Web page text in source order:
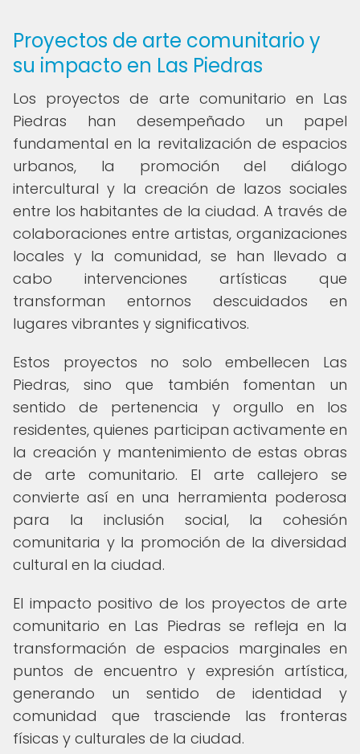
Proyectos de arte comunitario y
su impacto en Las Piedras
Los proyectos de arte comunitario en Las
Piedras han desempeñado un papel
fundamental en la revitalización de espacios
urbanos, la promoción del diálogo
intercultural y la creación de lazos sociales
entre los habitantes de la ciudad. A través de
colaboraciones entre artistas, organizaciones
locales y la comunidad, se han llevado a
cabo intervenciones artísticas que
transforman entornos descuidados en
lugares vibrantes y significativos.
Estos proyectos no solo embellecen Las
Piedras, sino que también fomentan un
sentido de pertenencia y orgullo en los
residentes, quienes participan activamente en
la creación y mantenimiento de estas obras
de arte comunitario. El arte callejero se
convierte así en una herramienta poderosa
para la inclusión social, la cohesión
comunitaria y la promoción de la diversidad
cultural en la ciudad.
El impacto positivo de los proyectos de arte
comunitario en Las Piedras se refleja en la
transformación de espacios marginales en
puntos de encuentro y expresión artística,
generando un sentido de identidad y
comunidad que trasciende las fronteras
físicas y culturales de la ciudad.